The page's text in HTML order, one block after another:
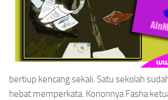
bertiup kencang sekali. Satu sekolah
hebat memperkata. Kononnya Fasha